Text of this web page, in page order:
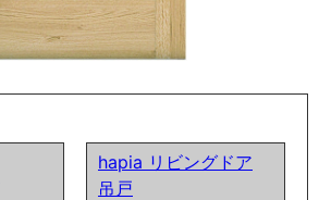
hapia リビングドア
吊戸